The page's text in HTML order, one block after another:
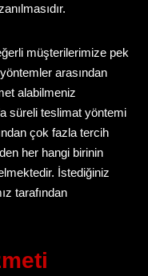
müşterilerimize pek
arasından
alabilmeniz
süreli teslimat yöntemi
çok fazla tercih
her hangi birinin
İstediğiniz
tarafından